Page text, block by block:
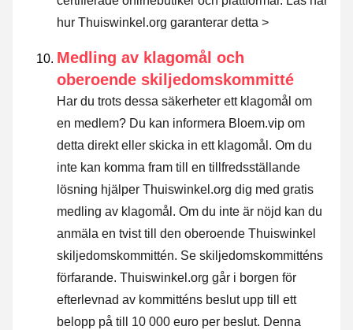
hur Thuiswinkel.org garanterar detta >
Medling av klagomål och
oberoende skiljedomskommitté
Har du trots dessa säkerheter ett klagomål om
en medlem? Du kan informera Bloem.vip om
detta direkt eller skicka in ett klagomål . Om du
inte kan komma fram till en tillfredsställande
lösning hjälper Thuiswinkel.org dig med gratis
medling av klagomål. Om du inte är nöjd kan du
anmäla en tvist till den oberoende Thuiswinkel
skiljedomskommittén. Se skiljedomskommitténs
förfarande. Thuiswinkel.org går i borgen för
efterlevnad av kommitténs beslut upp till ett
belopp på till 10 000 euro per beslut. Denna